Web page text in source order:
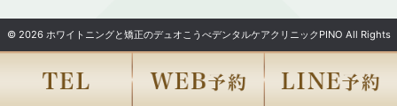
© 2026 ホワイトニングと矯正のデュオこうべデンタルケアクリニックPINO All Rights